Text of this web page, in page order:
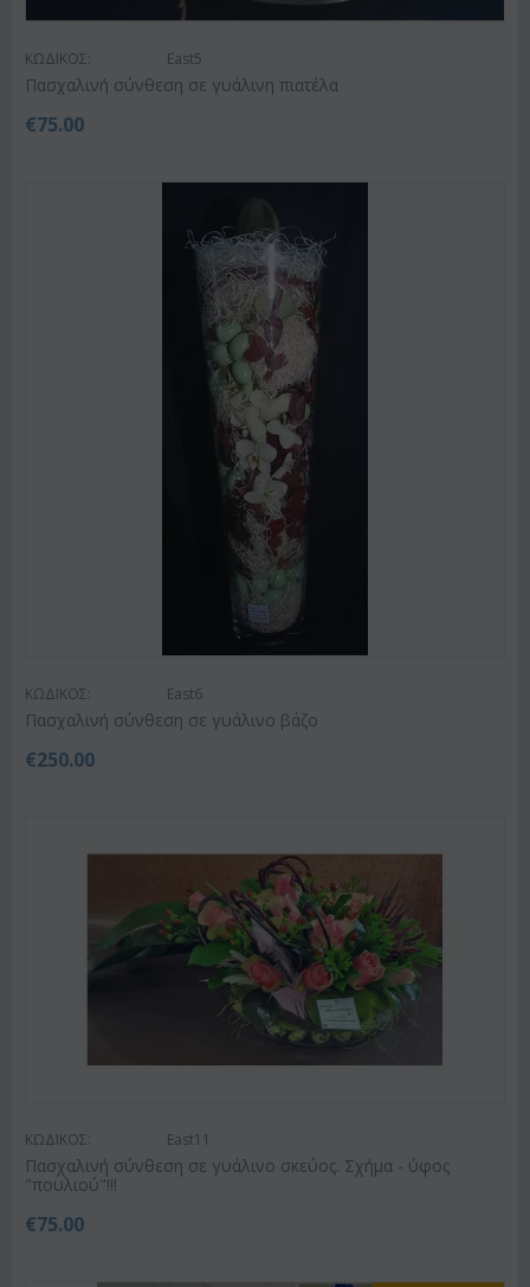
ΚΩΔΙΚΟΣ: East5
Πασχαλινή σύνθεση σε γυάλινη πιατέλα
€75.00
ΚΩΔΙΚΟΣ: East6
Πασχαλινή σύνθεση σε γυάλινο βάζο
€250.00
ΚΩΔΙΚΟΣ: East11
Πασχαλινή σύνθεση σε γυάλινο σκεύος. Σχήμα - ύφος
"πουλιού"!!!
€75.00